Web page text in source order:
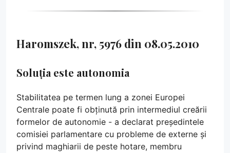
Haromszek, nr, 5976 din 08.05.2010
Soluția este autonomia
Stabilitatea pe termen lung a zonei Europei
Centrale poate fi obținută prin intermediul creării
formelor de autonomie - a declarat președintele
comisiei parlamentare cu probleme de externe și
privind maghiarii de peste hotare, membru